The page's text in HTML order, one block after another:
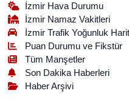
İzmir Hava Durumu
İzmir Namaz Vakitleri
İzmir Trafik Yoğunluk
Puan Durumu ve Fikstür
Tüm Manşetler
Son Dakika Haberleri
Haber Arşivi